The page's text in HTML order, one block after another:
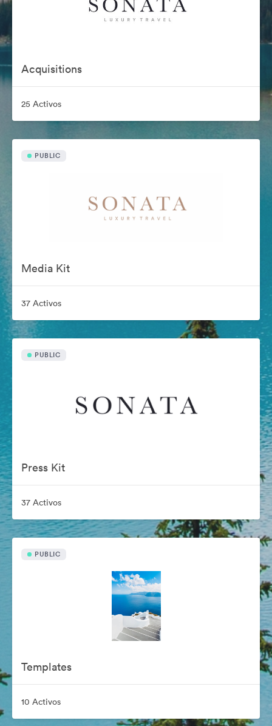
Acquisitions
25 Activos
PUBLIC
Media Kit
37 Activos
PUBLIC
Press Kit
37 Activos
PUBLIC
Templates
10 Activos